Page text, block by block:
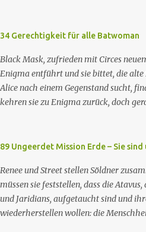
Konflikten und die Hilfe bei
nicht alleine bewältigen kann. Sie
angepasst hat und die
Wahnsinn treiben könnte. Lena
Plan und seine Experimente an
kanalisieren. Brainy, J'onn und
gefangen gehalten werden, von wo aus
34 Gerechtigkeit für alle Batwoman
Black Mask, zufrieden mit Circes
Enigma entführt und sie bittet, die
Alice nach einem Gegenstand sucht,
kehren sie zu Enigma zurück, doch
Währenddessen nehmen zwei GCPd-
Rede stellt, wird auch sie verhaftet.
Gefangenen namens Eli. Imani
rauszuholen. Inzwischen hat das neue
Drogenabhängige in fleischfressende
89 Ungeerdet Mission Erde – Sie sind
Renee und Street stellen Söldner
müssen sie feststellen, dass die
und Jaridians, aufgetaucht sind und
wiederherstellen wollen: die